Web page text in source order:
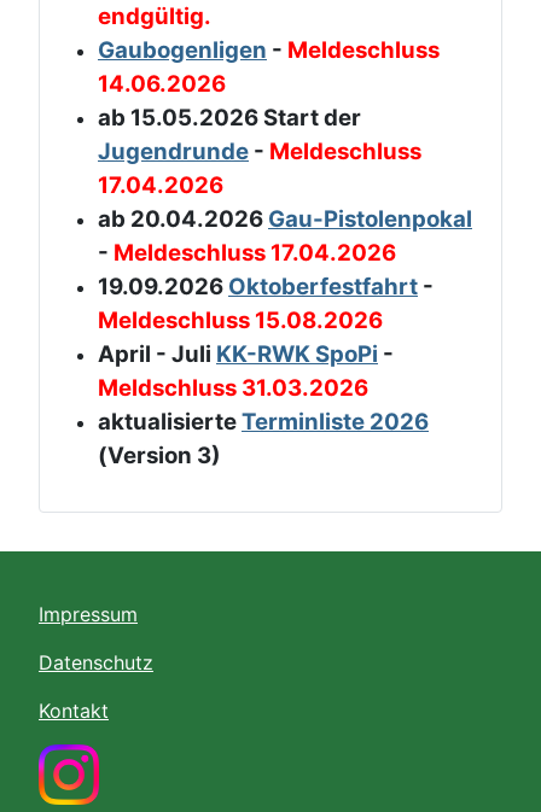
endgültig.
Gaubogenligen - Meldeschluss
14.06.2026
ab 15.05.2026 Start der
Jugendrunde - Meldeschluss
17.04.2026
ab 20.04.2026 Gau-Pistolenpokal
- Meldeschluss 17.04.2026
19.09.2026 Oktoberfestfahrt -
Meldeschluss 15.08.2026
April - Juli KK-RWK SpoPi -
Meldschluss 31.03.2026
aktualisierteTerminliste 2026
(Version 3)
Impressum
Datenschutz
Kontakt